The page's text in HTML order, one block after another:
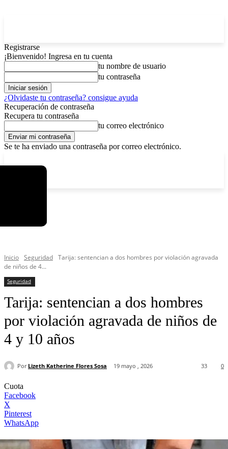
Registrarse
¡Bienvenido! Ingresa en tu cuenta
tu nombre de usuario
tu contraseña
¿Olvidaste tu contraseña? consigue ayuda
Recuperación de contraseña
Recupera tu contraseña
tu correo electrónico
Se te ha enviado una contraseña por correo electrónico.
Inicio Seguridad Tarija: sentencian a dos hombres por violación agravada
de niños de 4...
Seguridad
Tarija: sentencian a dos hombres
por violación agravada de niños de
4 y 10 años
Por Lizeth Katherine Flores Sosa 19 mayo , 2026 0
33
Cuota
Facebook
X
Pinterest
WhatsApp